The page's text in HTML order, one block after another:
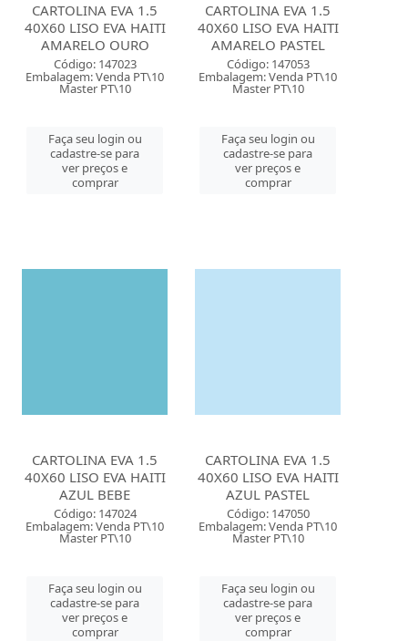
CARTOLINA EVA 1.5
40X60 LISO EVA HAITI
AMARELO OURO
Código: 147023
Embalagem: Venda PT\10
Master PT\10
Faça seu login ou
cadastre-se para
ver preços e
comprar
CARTOLINA EVA 1.5
40X60 LISO EVA HAITI
AMARELO PASTEL
Código: 147053
Embalagem: Venda PT\10
Master PT\10
Faça seu login ou
cadastre-se para
ver preços e
comprar
CARTOLINA EVA 1.5
40X60 LISO EVA HAITI
AZUL BEBE
Código: 147024
Embalagem: Venda PT\10
Master PT\10
Faça seu login ou
cadastre-se para
ver preços e
comprar
CARTOLINA EVA 1.5
40X60 LISO EVA HAITI
AZUL PASTEL
Código: 147050
Embalagem: Venda PT\10
Master PT\10
Faça seu login ou
cadastre-se para
ver preços e
comprar